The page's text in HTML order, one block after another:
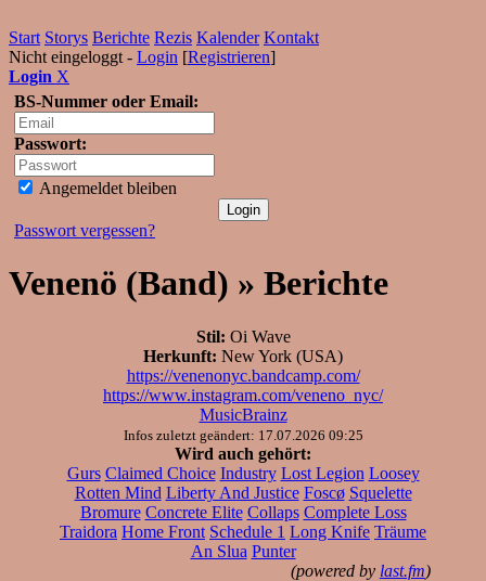
Start Storys Berichte Rezis Kalender Kontakt
Nicht eingeloggt - Login [Registrieren]
Login X
BS-Nummer oder Email:
Passwort:
Angemeldet bleiben
Passwort vergessen?
Venenö (Band) » Berichte
Stil: Oi Wave
Herkunft: New York (USA)
https://venenonyc.bandcamp.com/
https://www.instagram.com/veneno_nyc/
MusicBrainz
Infos zuletzt geändert: 17.07.2026 09:25
Wird auch gehört:
Gurs Claimed Choice Industry Lost Legion Loosey
Rotten Mind Liberty And Justice Foscø Squelette
Bromure Concrete Elite Collaps Complete Loss
Traidora Home Front Schedule 1 Long Knife Träume
An Slua Punter
(powered by last.fm)